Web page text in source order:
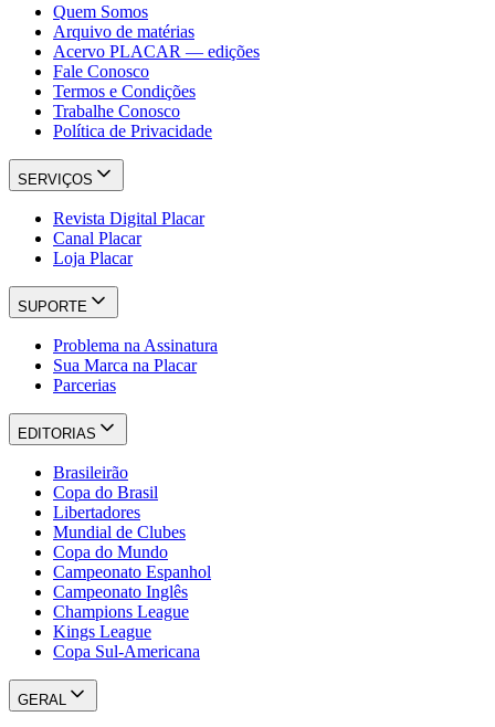
Quem Somos
Arquivo de matérias
Acervo PLACAR — edições
Fale Conosco
Termos e Condições
Trabalhe Conosco
Política de Privacidade
SERVIÇOS
Revista Digital Placar
Canal Placar
Loja Placar
SUPORTE
Problema na Assinatura
Sua Marca na Placar
Parcerias
EDITORIAS
Brasileirão
Copa do Brasil
Libertadores
Mundial de Clubes
Copa do Mundo
Campeonato Espanhol
Campeonato Inglês
Champions League
Kings League
Copa Sul-Americana
GERAL